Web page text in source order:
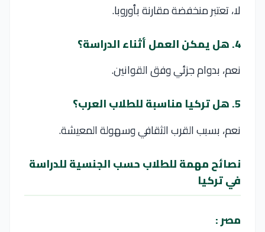
لا، تعتبر منخفضة مقارنة بأوروبا.
4. هل يمكن العمل أثناء الدراسة؟
نعم، بدوام جزئي وفق القوانين.
5. هل تركيا مناسبة للطلاب العرب؟
نعم، بسبب القرب الثقافي وسهولة المعيشة.
نصائح مهمة للطلاب حسب الجنسية للدراسة
في تركيا
مصر :